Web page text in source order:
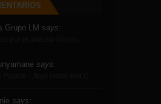
Grupo LM says:
says:
says: